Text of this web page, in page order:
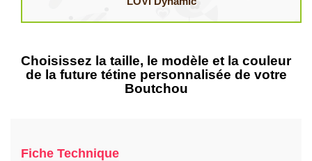
Choisissez la taille, le modèle et la couleur
de la future tétine personnalisée de votre
Boutchou
Fiche Technique